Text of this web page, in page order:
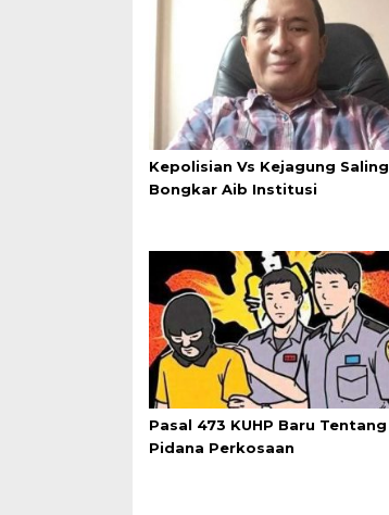
Kepolisian Vs Kejagung Saling
Bongkar Aib Institusi
Pasal 473 KUHP Baru Tentang
Pidana Perkosaan